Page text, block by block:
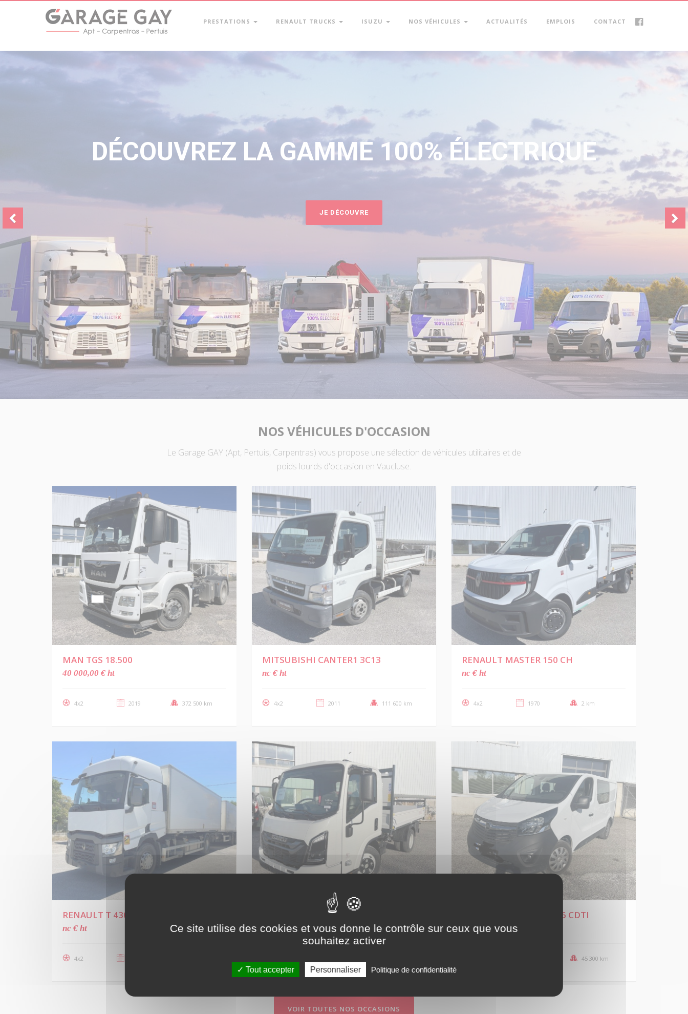
PRESTATIONS RENAULT TRUCKS ISUZU NOS VÉHICULES ACTUALITÉS EMPLOIS CONTACT
NOUVEAU RENAULT TRUCKS MASTER RED
EN SAVOIR PLUS
Suivant
NOS VÉHICULES D'OCCASION
Le Garage GAY (Apt, Pertuis, Carpentras) vous propose une sélection de véhicules utilitaires et de
poids lourds d'occasion en Vaucluse.
MAN TGS 18.500
40 000,00 € ht
4x2 2019 372 500 km
MITSUBISHI CANTER1 3C13
nc € ht
4x2 2011 111 600 km
RENAULT MASTER 150 CH
nc € ht
4x2 1970 2 km
RENAULT T 430CH P4X2
nc € ht
4x2
ISUZU M27 SPACE
nc € ht
OPEL VIVARO 120CH 1L6 CDTI
21 900,00 € ht
45 300 km
VOIR TOUTES NOS OCCASIONS
Ce site utilise des cookies et vous donne le contrôle sur ceux que vous
souhaitez activer
Tout accepter Personnaliser Politique de confidentialité